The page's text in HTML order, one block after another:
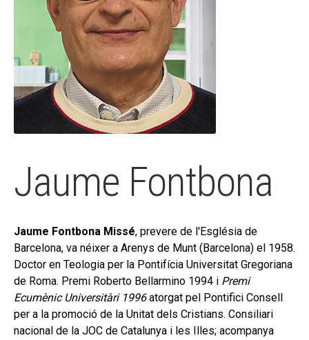
EL MEU COMPTE
CERCAR
CAT
ESP
Jaume Fontbona
Jaume Fontbona Missé, prevere de l'Església de
Barcelona, va néixer a Arenys de Munt (Barcelona) el 1958.
Doctor en Teologia per la Pontifícia Universitat Gregoriana
de Roma. Premi Roberto Bellarmino 1994 i Premi
Ecumènic Universitàri 1996atorgat pel Pontifici Consell
per a la promoció de la Unitat dels Cristians. Consiliari
nacional de la JOC de Catalunya i les Illes; acompanya